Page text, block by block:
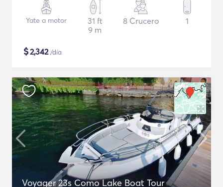
Yate a motor
31 ft
9 m
8 Crucero 1
$2,342/día
Voyager 23s Como Lake Boat Tour